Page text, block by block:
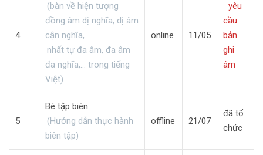
4
(bàn về hiện tượng
đồng âm dị nghĩa, dị âm
cận nghĩa,
nhất tự đa âm, đa âm
đa nghĩa,… trong tiếng
Việt)
online 11/05
yêu
cầu
bản
ghi
âm
5
Bé tập biên
(Hướng dẫn thực hành
biên tập)
offline 21/07
đã tổ
chức